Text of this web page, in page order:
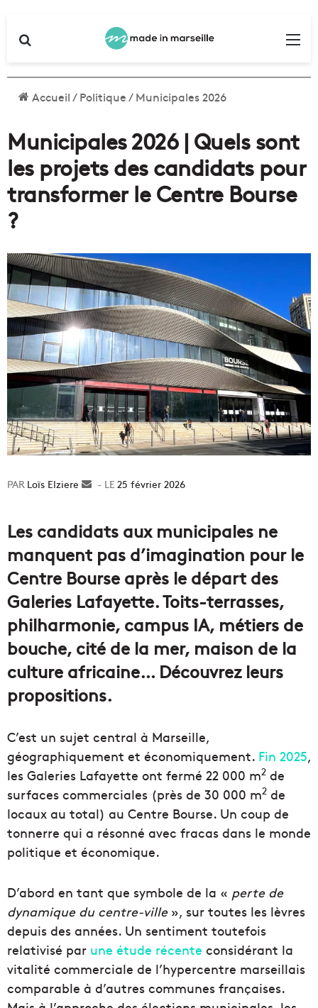
Accueil/Politique/Municipales 2026
Municipales 2026 | Quels sont
les projets des candidats pour
transformer le Centre Bourse
?
Loïs Elziere
Envoyer25 février 2026
Les candidats aux municipales ne
manquent pas d’imagination pour le
Centre Bourse après le départ des
Galeries Lafayette. Toits-terrasses,
philharmonie, campus IA, métiers de
bouche, cité de la mer, maison de la
culture africaine… Découvrez leurs
propositions.
C’est un sujet central à Marseille,
géographiquement et économiquement. Fin 2025,
les Galeries Lafayette ont fermé 22 000 m2 de
surfaces commerciales (près de 30 000 m2 de
locaux au total) au Centre Bourse. Un coup de
tonnerre qui a résonné avec fracas dans le monde
politique et économique.
D’abord en tant que symbole de la « perte de
dynamique du centre-ville», sur toutes les lèvres
depuis des années. Un sentiment toutefois
relativisé par une étude récente considérant la
vitalité commerciale de l’hypercentre marseillais
comparable à d’autres communes françaises.